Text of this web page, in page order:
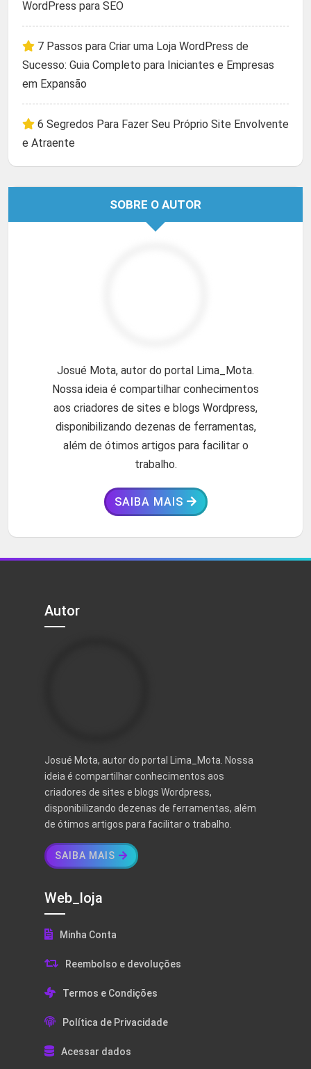
WordPress para SEO
7 Passos para Criar uma Loja WordPress de
Sucesso: Guia Completo para Iniciantes e Empresas
em Expansão
6 Segredos Para Fazer Seu Próprio Site Envolvente
e Atraente
SOBRE O AUTOR
Josué Mota, autor do portal Lima_Mota.
Nossa ideia é compartilhar conhecimentos
aos criadores de sites e blogs Wordpress,
disponibilizando dezenas de ferramentas,
além de ótimos artigos para facilitar o
trabalho.
SAIBA MAIS
Autor
Josué Mota, autor do portal Lima_Mota. Nossa
ideia é compartilhar conhecimentos aos
criadores de sites e blogs Wordpress,
disponibilizando dezenas de ferramentas, além
de ótimos artigos para facilitar o trabalho.
SAIBA MAIS
Web_loja
Minha Conta
Reembolso e devoluções
Termos e Condições
Política de Privacidade
Acessar dados